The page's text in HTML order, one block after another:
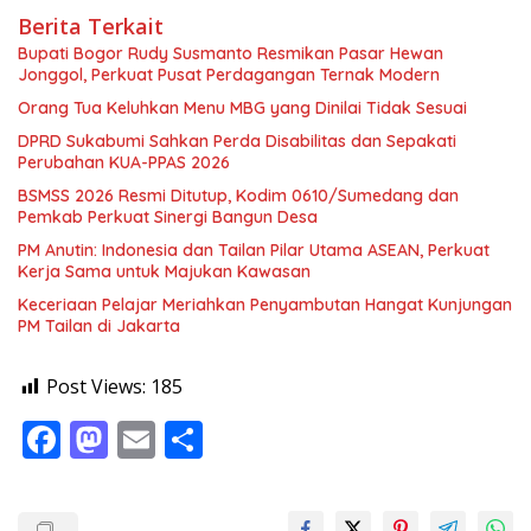
Berita Terkait
Bupati Bogor Rudy Susmanto Resmikan Pasar Hewan
Jonggol, Perkuat Pusat Perdagangan Ternak Modern
Orang Tua Keluhkan Menu MBG yang Dinilai Tidak Sesuai
DPRD Sukabumi Sahkan Perda Disabilitas dan Sepakati
Perubahan KUA-PPAS 2026
BSMSS 2026 Resmi Ditutup, Kodim 0610/Sumedang dan
Pemkab Perkuat Sinergi Bangun Desa
PM Anutin: Indonesia dan Tailan Pilar Utama ASEAN, Perkuat
Kerja Sama untuk Majukan Kawasan
Keceriaan Pelajar Meriahkan Penyambutan Hangat Kunjungan
PM Tailan di Jakarta
Post Views: 185
F M E